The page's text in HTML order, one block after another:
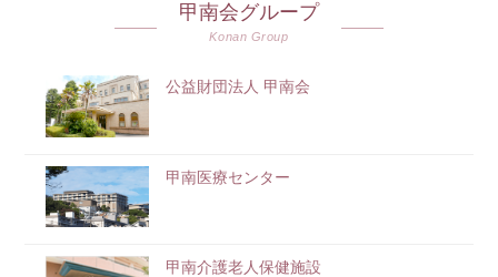
甲南会グループ
Konan Group
公益財団法人 甲南会
甲南医療センター
甲南介護老人保健施設